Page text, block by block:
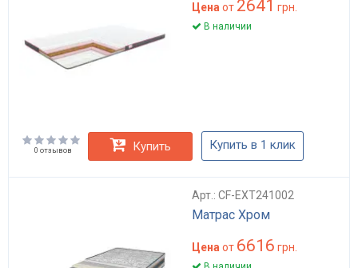
Цена от 2641 грн.
В наличии
0 отзывов Купить Купить в 1 клик
Арт.: CF-EXT241002
Матрас Хром
Цена от 6616 грн.